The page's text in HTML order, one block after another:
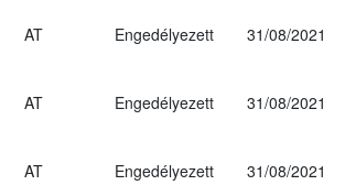
AT Engedélyezett 31/08/2021
AT Engedélyezett 31/08/2021
AT Engedélyezett 31/08/2021